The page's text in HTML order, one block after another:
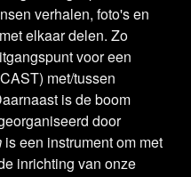
verhalen, foto's en
elkaar delen. Zo
voor een
met/tussen
is de boom
door
is een instrument om met
inrichting van onze